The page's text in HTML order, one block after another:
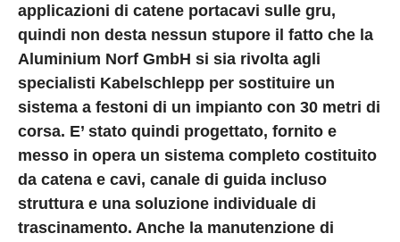
applicazioni di catene portacavi sulle gru,
quindi non desta nessun stupore il fatto che la
Aluminium Norf GmbH si sia rivolta agli
specialisti Kabelschlepp per sostituire un
sistema a festoni di un impianto con 30 metri di
corsa. E’ stato quindi progettato, fornito e
messo in opera un sistema completo costituito
da catena e cavi, canale di guida incluso
struttura e una soluzione individuale di
trascinamento. Anche la manutenzione di